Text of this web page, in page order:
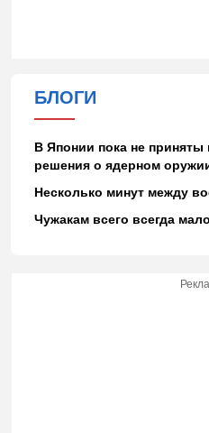
БЛОГИ
В Японии пока не
решения о ядерном
Несколько минут между
Чужакам всего всегда мало